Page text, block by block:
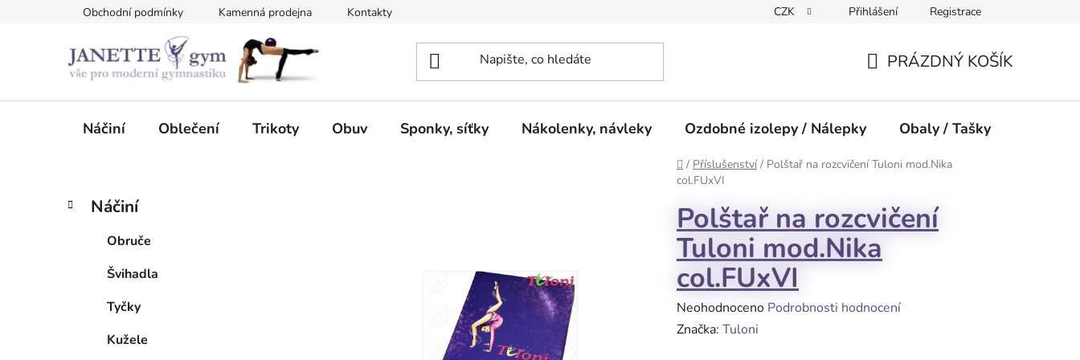
Obchodní podmínky Kamenná prodejna Kontakty CZK Přihlášení Registrace
KOŠÍK
PRÁZDNÝ KOŠÍK
Náčiní Oblečení Trikoty Obuv Sponky, síťky Nákolenky, návleky Ozdobné izolepy / Nálepky Obaly / Tašky
Domů
/ Příslušenství / Polštař na rozcvičení Tuloni mod.Nika
col.FUxVI
PPřeskočit
kategorie
K
a
Náčiní
Obruče
Švihadla
Tyčky
Kužele
Polštař na rozcvičení
Tuloni mod.Nika
col.FUxVI
Průměrné
hodnocení
Neohodnoceno Podrobnosti hodnocení
Značka: Tuloni